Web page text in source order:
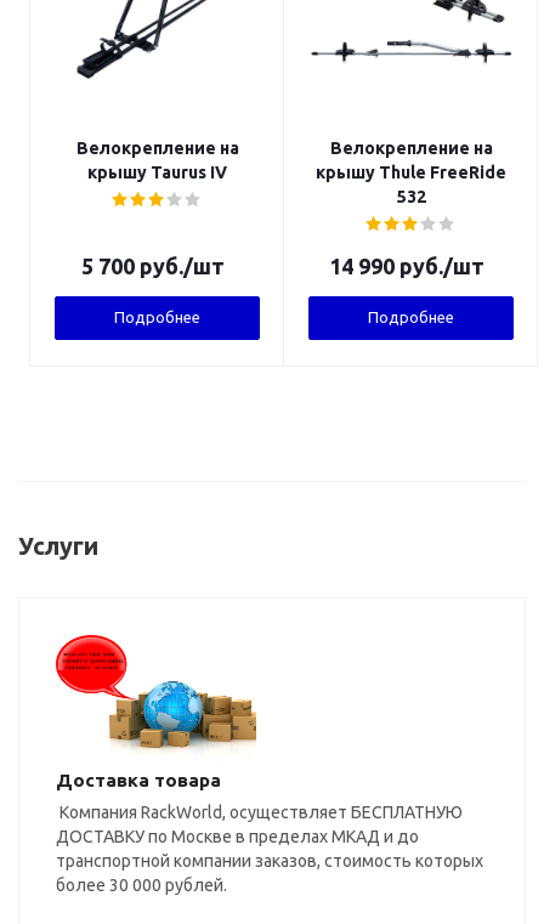
Велокрепление на
крышу Taurus IV
5 700 руб./шт
Подробнее
Велокрепление на
крышу Thule FreeRide
532
14 990 руб./шт
Подробнее
Услуги
Доставка товара
Компания RackWorld, осуществляет БЕСПЛАТНУЮ
ДОСТАВКУ по Москве в пределах МКАД и до
транспортной компании заказов, стоимость которых
более 30 000 рублей.